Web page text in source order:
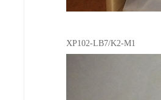
XP102-LB7/K2-M1